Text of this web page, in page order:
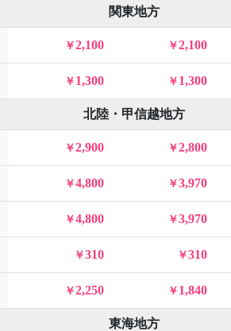
関東地方
2,100 2,100
1,300 1,300
北陸・甲信越地方
2,900 2,800
4,800 3,970
4,800 3,970
310 310
2,250 1,840
東海地方